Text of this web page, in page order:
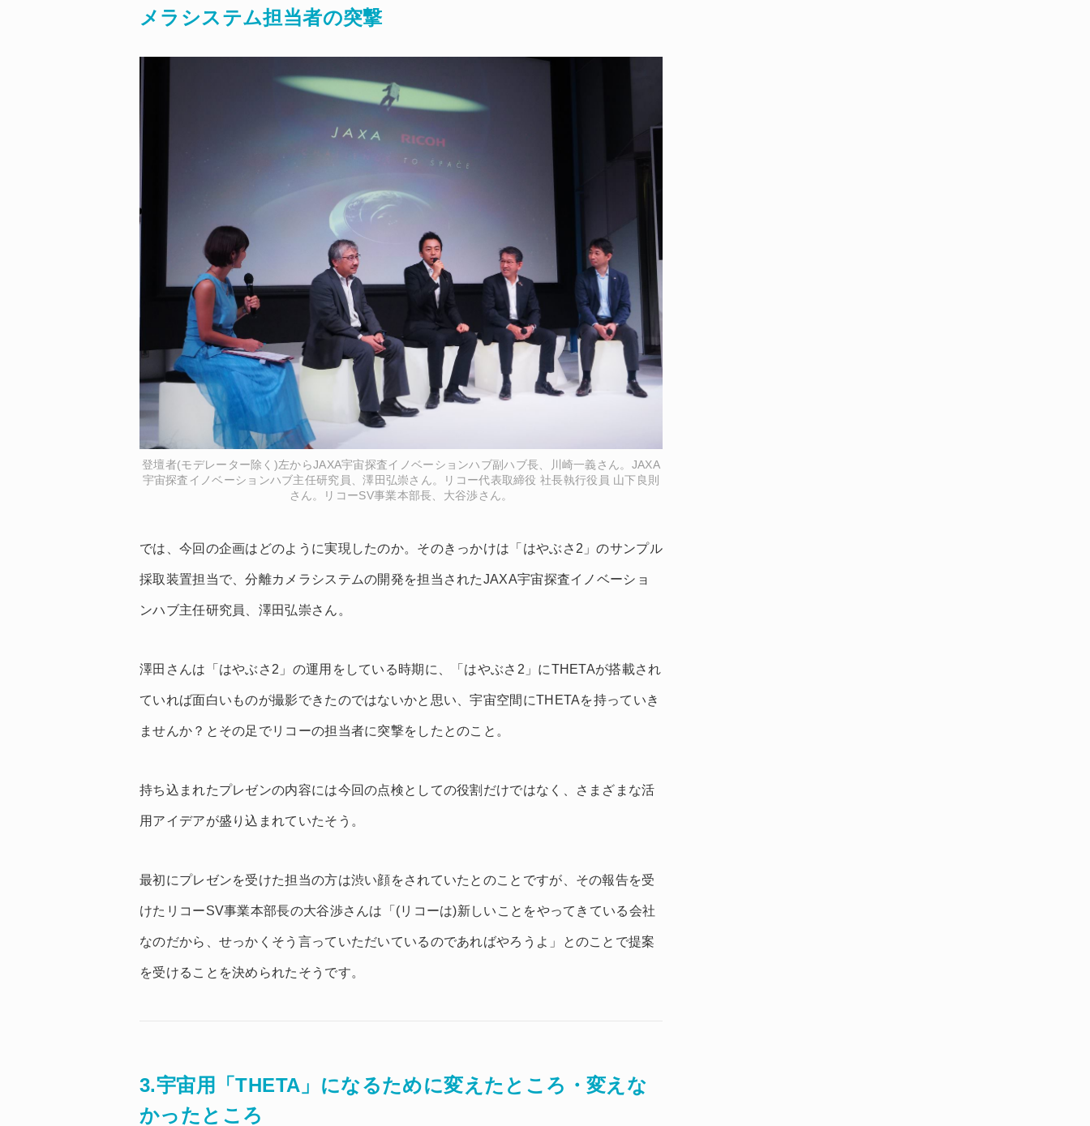
メラシステム担当者の突撃
登壇者(モデレーター除く)左からJAXA宇宙探査イノベーションハブ副ハブ長、川崎一義さん。JAXA
宇宙探査イノベーションハブ主任研究員、澤田弘崇さん。リコー代表取締役 社長執行役員 山下良則
さん。リコーSV事業本部長、大谷渉さん。
では、今回の企画はどのように実現したのか。そのきっかけは「はやぶさ2」のサンプル
採取装置担当で、分離カメラシステムの開発を担当されたJAXA宇宙探査イノベーショ
ンハブ主任研究員、澤田弘崇さん。
澤田さんは「はやぶさ2」の運用をしている時期に、「はやぶさ2」にTHETAが搭載され
ていれば面白いものが撮影できたのではないかと思い、宇宙空間にTHETAを持っていき
ませんか？とその足でリコーの担当者に突撃をしたとのこと。
持ち込まれたプレゼンの内容には今回の点検としての役割だけではなく、さまざまな活
用アイデアが盛り込まれていたそう。
最初にプレゼンを受けた担当の方は渋い顔をされていたとのことですが、その報告を受
けたリコーSV事業本部長の大谷渉さんは「(リコーは)新しいことをやってきている会社
なのだから、せっかくそう言っていただいているのであればやろうよ」とのことで提案
を受けることを決められたそうです。
3.宇宙用「THETA」になるために変えたところ・変えな
かったところ